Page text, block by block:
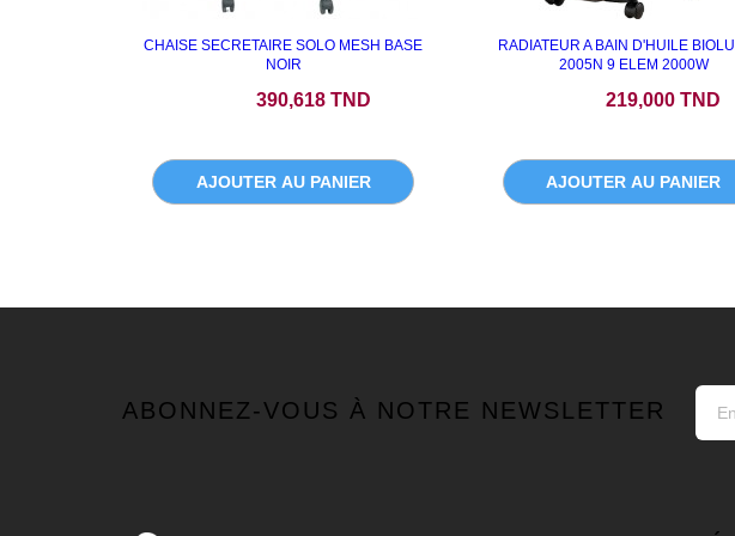
CHAISE SECRETAIRE SOLO MESH BASE
NOIR
390,618 TND
AJOUTER AU PANIER
RADIATEUR A BAIN D'HUILE
2005N 9 ELEM 2000W
219,000 TND
AJOUTER AU PANIER
ABONNEZ-VOUS À NOTRE NEWSLETTER